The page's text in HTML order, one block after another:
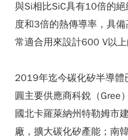
與Si相比SiC具有10倍的
度和3倍的熱傳導率，具
常適合用來設計600 V以
2019年迄今碳化矽半導體
圓主要供應商科銳（Gree
國北卡羅萊納州特勒姆市
廠，擴大碳化矽產能；南